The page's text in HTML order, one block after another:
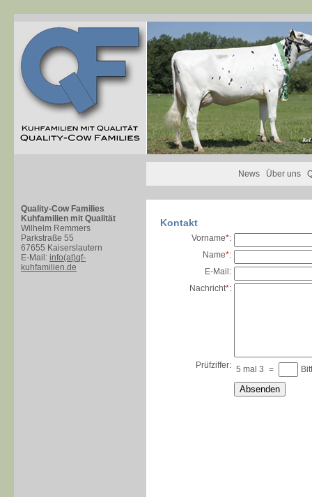
Quality-Cow Families
Kuhfamilien mit Qualität
Wilhelm Remmers
Parkstraße 55
67655 Kaiserslautern
E-Mail: info(at)qf-
kuhfamilien.de
News Über uns
Kontakt
Vorname*:
Name*:
E-Mail :
Nachricht*:
Prüfziffer: 5 mal 3 =